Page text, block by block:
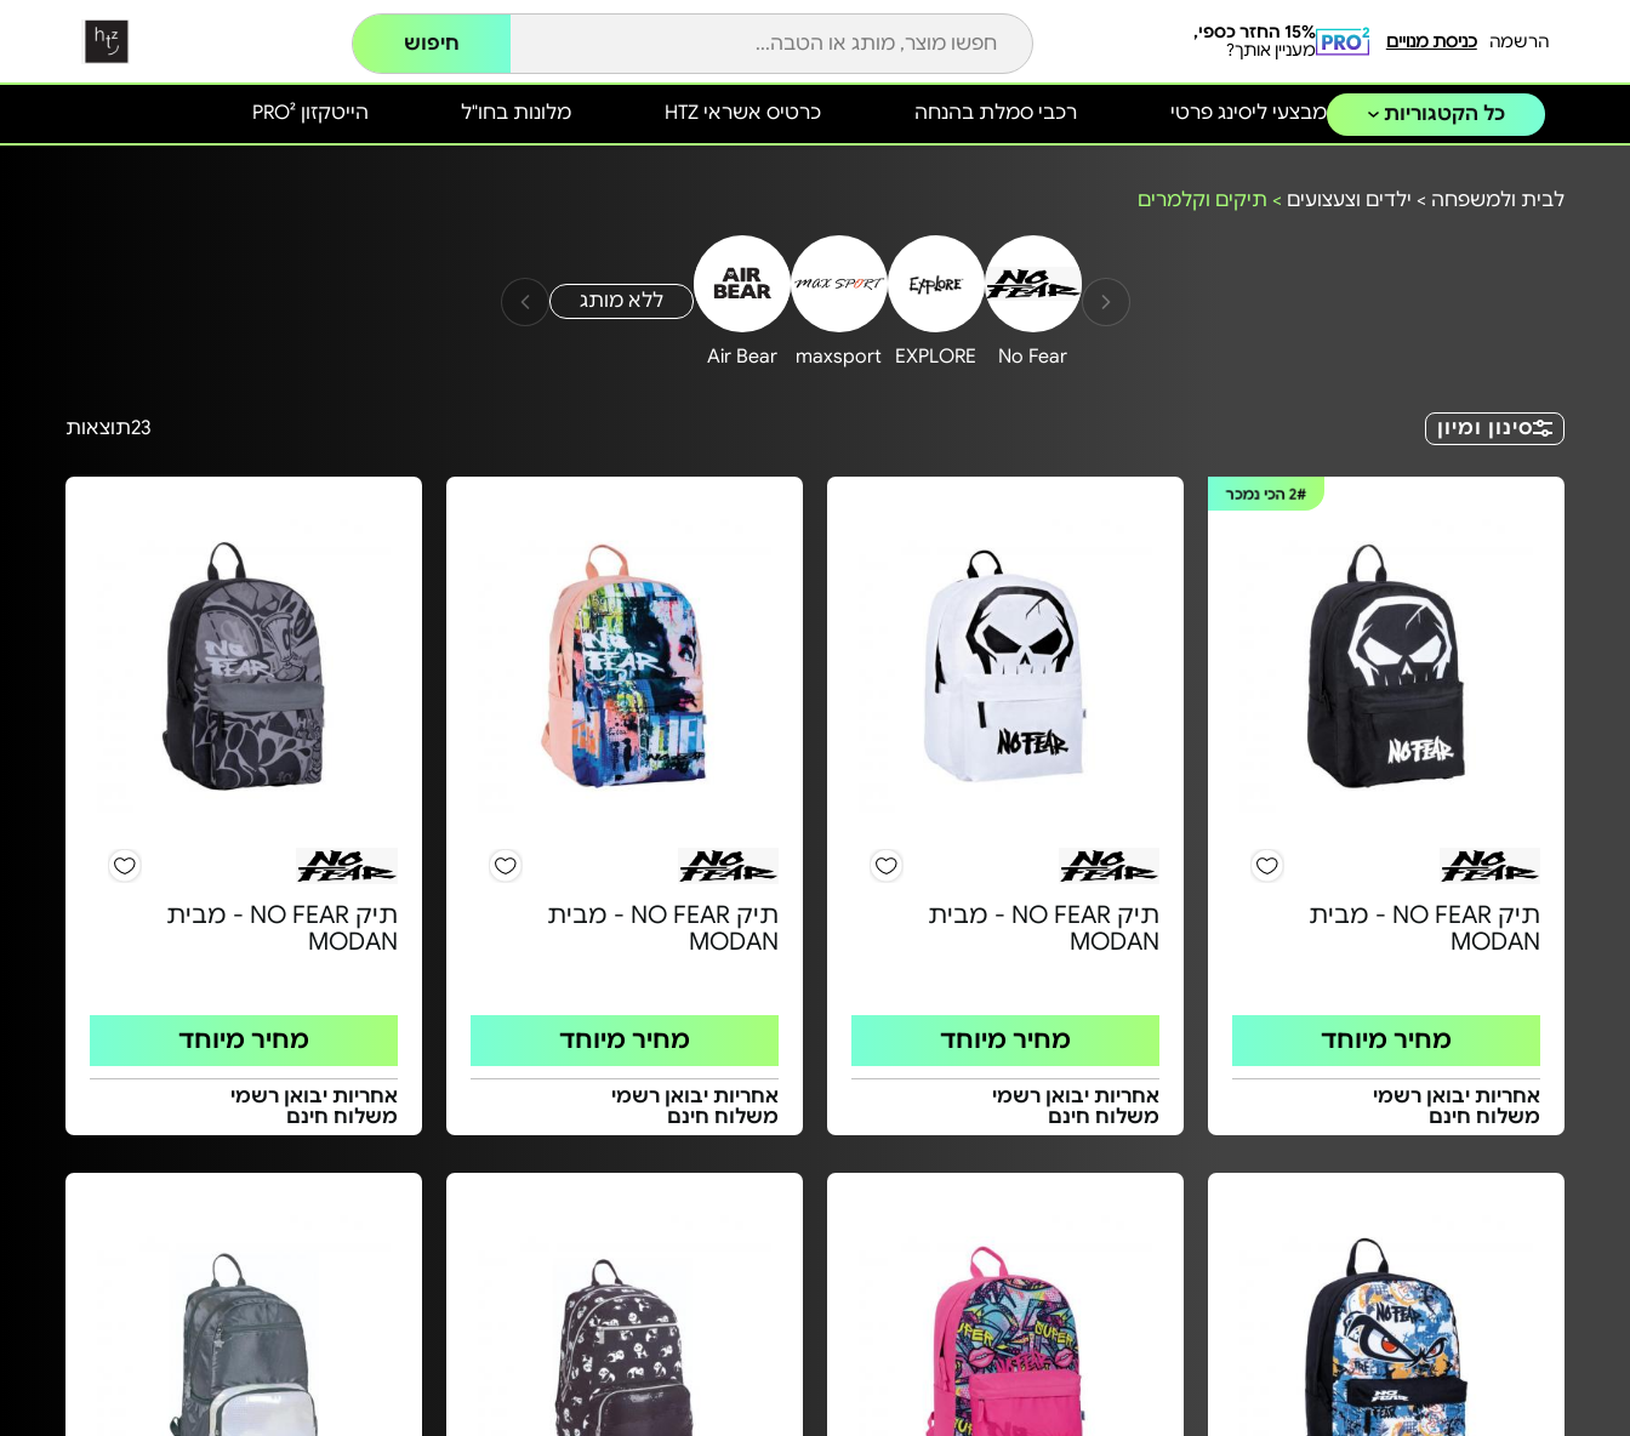
הרשמה כניסת מנויים
15% החזר כספי,
מעניין אותך?
חיפוש
כל הקטגוריות הייטקזון PRO² מלונות בחו"ל כרטיס אשראי HTZ מבצעי ליסינג פרטי רכבי סמלת בהנחה
לבית ולמשפחה > ילדים וצעצועים > תיקים וקלמרים
No Fear
EXPLORE
maxsport
Air Bear
ללא מותג
סינון ומיון 23תוצאות
2#הכי נמכר
תיק NO FEAR - מבית
MODAN
מחיר מיוחד
אחריות יבואן רשמי
משלוח חינם
תיק NO FEAR - מבית
MODAN
מחיר מיוחד
אחריות יבואן רשמי
משלוח חינם
תיק NO FEAR - מבית
MODAN
מחיר מיוחד
אחריות יבואן רשמי
משלוח חינם
תיק NO FEAR - מבית
MODAN
מחיר מיוחד
אחריות יבואן רשמי
משלוח חינם